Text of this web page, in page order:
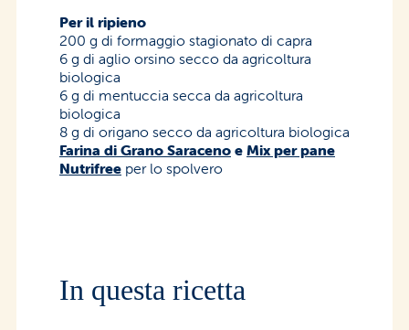
Per il ripieno
200 g di formaggio stagionato di capra
6 g di aglio orsino secco da agricoltura
biologica
6 g di mentuccia secca da agricoltura
biologica
8 g di origano secco da agricoltura biologica
Farina di Grano Saraceno e Mix per pane
Nutrifree per lo spolvero
In questa ricetta